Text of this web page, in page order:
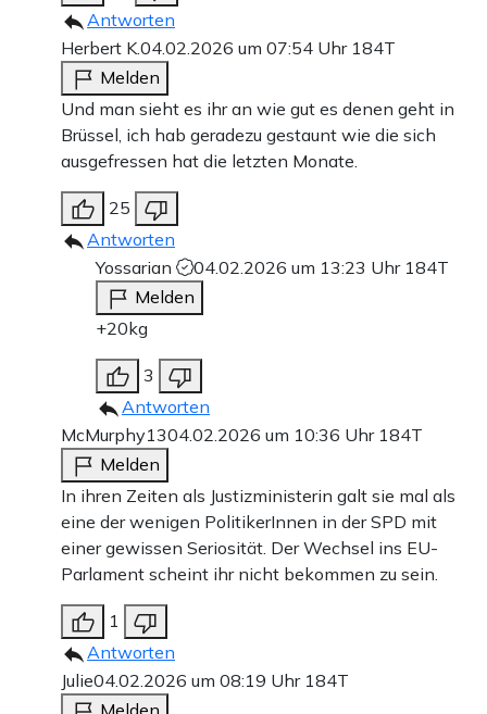
Antworten
Herbert K.04.02.2026 um 07:54 Uhr 184T
Melden
Und man sieht es ihr an wie gut es denen geht in
Brüssel, ich hab geradezu gestaunt wie die sich
ausgefressen hat die letzten Monate.
25
Antworten
Yossarian
04.02.2026 um 13:23 Uhr 184T
Melden
+20kg
3
Antworten
McMurphy1304.02.2026 um 10:36 Uhr 184T
Melden
In ihren Zeiten als Justizministerin galt sie mal als
eine der wenigen PolitikerInnen in der SPD mit
einer gewissen Seriosität. Der Wechsel ins EU-
Parlament scheint ihr nicht bekommen zu sein.
1
Antworten
Julie04.02.2026 um 08:19 Uhr 184T
Melden